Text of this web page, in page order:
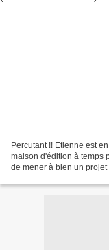
Percutant !! Etienne est
maison d'édition à temps
de mener à bien un